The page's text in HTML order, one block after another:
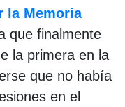
la Memoria
que finalmente
la primera en la
que no había
en el